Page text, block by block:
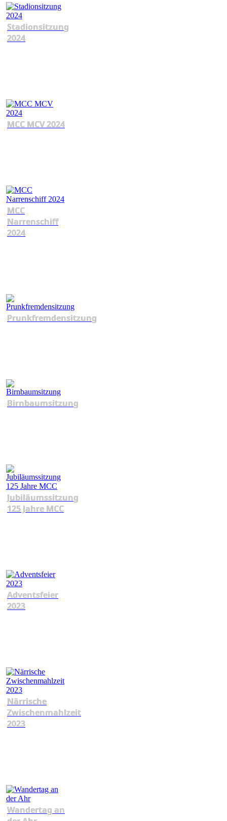
Stadionsitzung
2024
MCC MCV 2024
MCC
Narrenschiff
2024
Prunkfremdensitzung
Birnbaumsitzung
Jubiläumssitzung
125 Jahre MCC
Adventsfeier
2023
Närrische
Zwischenmahlzeit
2023
Wandertag an